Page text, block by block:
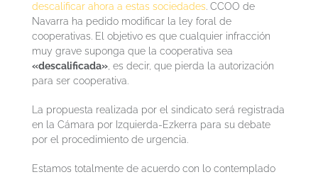
descalificar ahora a estas sociedades . CCOO de
Navarra ha pedido modificar la ley foral de
cooperativas. El objetivo es que cualquier infracción
muy grave suponga que la cooperativa sea
«descalificada», es decir, que pierda la autorización
para ser cooperativa.
La propuesta realizada por el sindicato será registrada
en la Cámara por Izquierda-Ezkerra para su debate
por el procedimiento de urgencia.
Estamos totalmente de acuerdo con lo contemplado